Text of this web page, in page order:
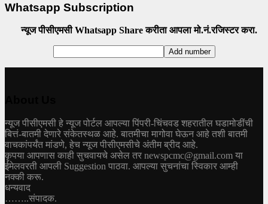
Whatsapp Subscription
न्यूज पीसीएमसी Whatsapp Share करीता आपला मो.नं.रजिस्टर करा.
न्यूज पीसीएमसी हे न्यूज पोर्टल आपल्या पिंपरी-चिंचवड शहरातील घडामोडींची
बित्तं-बातमी देणारे संकेतस्थळ आहे. बातमीचा मागोवा घेऊन आहे तशी बातमी
वाचकांपर्यंत मांडणे, हेच न्यूज पीसीएमसीचे अंतीम ब्रीद आहे.
कृपया आपणास काही सुचवायचे असेल तर newspcmc@gmail.com या
ईमेलवरती आपली Suggestion पाठवा. आपल्या सुचनांचा स्विकार आम्ही
नक्की करू.
धन्यवाद
……..संपादक.